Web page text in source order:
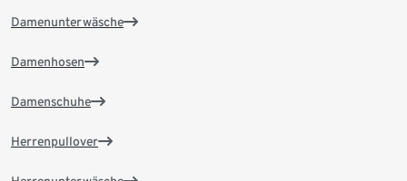
Damenunterwäsche
Damenhosen
Damenschuhe
Herrenpullover